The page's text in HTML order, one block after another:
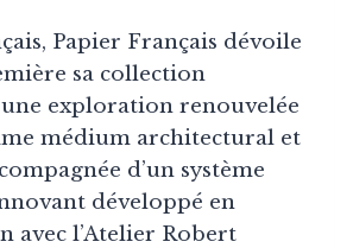
Papier Français dévoile
sa collection
une exploration renouvelée
médium architectural et
d’un système
développé en
avec l’Atelier Robert